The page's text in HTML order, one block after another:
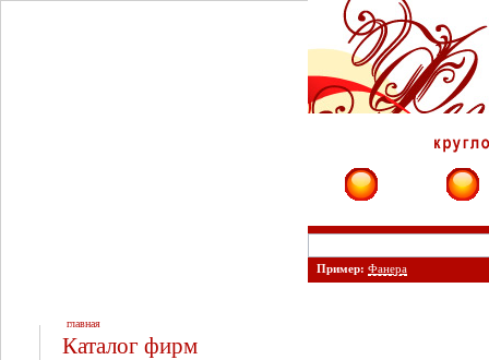
Пример: Фанера
главная
Каталог фирм